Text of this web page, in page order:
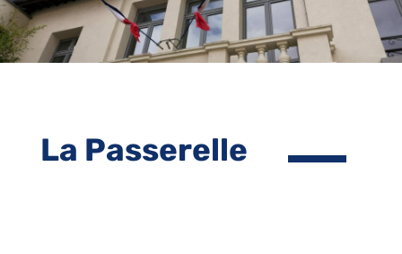
La Passerelle